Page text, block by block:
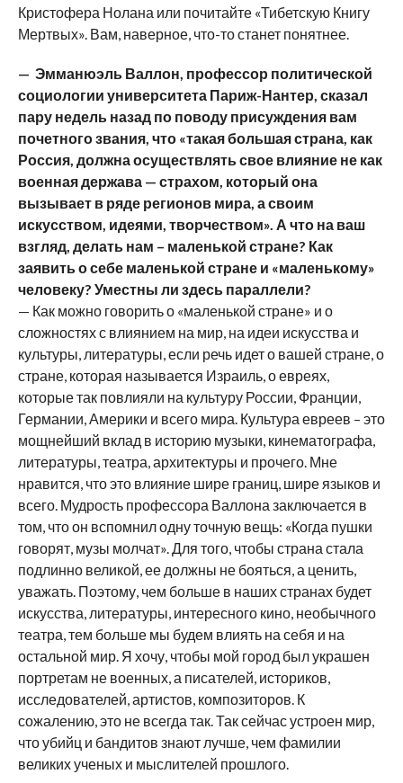
Кристофера Нолана или почитайте «Тибетскую Книгу
Мертвых». Вам, наверное, что-то станет понятнее.
— Эмманюэль Валлон, профессор политической
социологии университета Париж-Нантер, сказал
пару недель назад по поводу присуждения вам
почетного звания, что «такая большая страна, как
Россия, должна осуществлять свое влияние не как
военная держава — страхом, который она
вызывает в ряде регионов мира, а своим
искусством, идеями, творчеством». А что на ваш
взгляд, делать нам – маленькой стране? Как
заявить о себе маленькой стране и «маленькому»
человеку? Уместны ли здесь параллели?
— Как можно говорить о «маленькой стране» и о
сложностях с влиянием на мир, на идеи искусства и
культуры, литературы, если речь идет о вашей стране, о
стране, которая называется Израиль, о евреях,
которые так повлияли на культуру России, Франции,
Германии, Америки и всего мира. Культура евреев – это
мощнейший вклад в историю музыки, кинематографа,
литературы, театра, архитектуры и прочего. Мне
нравится, что это влияние шире границ, шире языков и
всего. Мудрость профессора Валлона заключается в
том, что он вспомнил одну точную вещь: «Когда пушки
говорят, музы молчат». Для того, чтобы страна стала
подлинно великой, ее должны не бояться, а ценить,
уважать. Поэтому, чем больше в наших странах будет
искусства, литературы, интересного кино, необычного
театра, тем больше мы будем влиять на себя и на
остальной мир. Я хочу, чтобы мой город был украшен
портретам не военных, а писателей, историков,
исследователей, артистов, композиторов. К
сожалению, это не всегда так. Так сейчас устроен мир,
что убийц и бандитов знают лучше, чем фамилии
великих ученых и мыслителей прошлого.